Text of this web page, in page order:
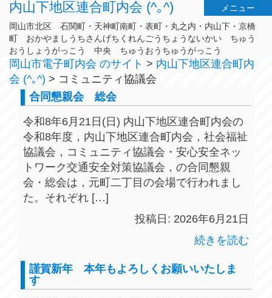
内山下地区連合町内会 (^｡^)
メニュー
岡山市北区 石関町・天神町南町・表町・丸之内・内山下・京橋
町 おかやましうちさんげちくれんごうちょうないかい ちゅう
おうしょうがっこう 中央 ちゅうおうちゅうがっこう
岡山市電子町内会 のサイト > 内山下地区連合町内
会 (^｡^) > コミュニティ協議会
合同懇親会 総会
令和8年6月21日(日) 内山下地区連合町内会の
令和8年度，内山下地区連合町内会，社会福祉
協議会，コミュニティ協議会・安心安全ネッ
トワーク交通安全対策協議会，の合同懇親
会・総会は，元町二丁目の会場で行われまし
た。それぞれ […]
投稿日: 2026年6月21日
続きを読む
謹賀新年 本年もよろしくお願いいたしま
す